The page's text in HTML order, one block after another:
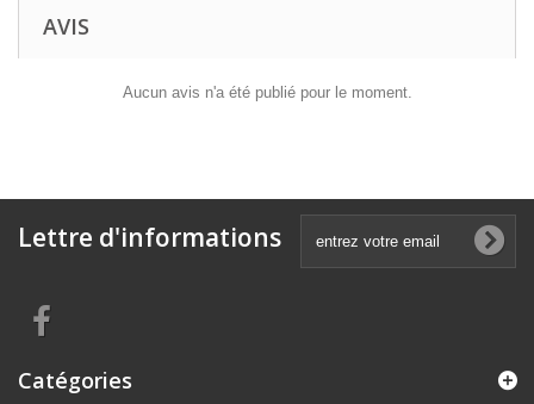
AVIS
Aucun avis n'a été publié pour le moment.
Lettre d'informations
Catégories